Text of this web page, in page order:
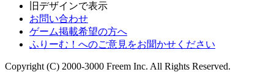
旧デザインで表示
お問い合わせ
ゲーム掲載希望の方へ
ふりーむ！へのご意見をお聞かせください
Copyright (C) 2000-3000 Freem Inc. All Rights Reserved.